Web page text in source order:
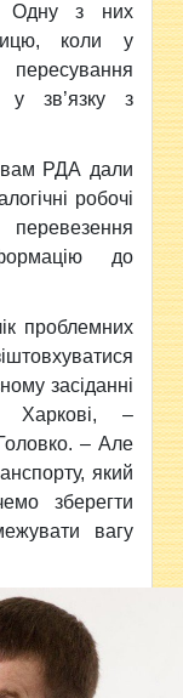
Одну з них
коли у
у зв’язку з
РДА дали
робочі
до
проблемних
засіданні
Харкові, –
– Але
який
зберегти
вагу